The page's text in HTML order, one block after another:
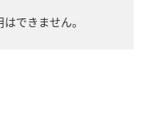
できません。